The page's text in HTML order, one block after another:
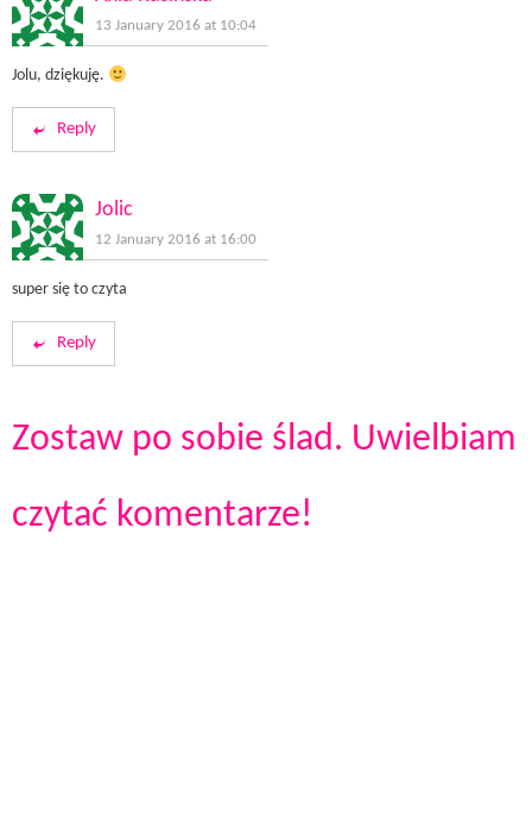
13 January 2016 at 10:04
Jolu, dziękuję.
Reply
Jolic
12 January 2016 at 16:00
super się to czyta
Reply
Zostaw po sobie ślad. Uwielbiam
czytać komentarze!